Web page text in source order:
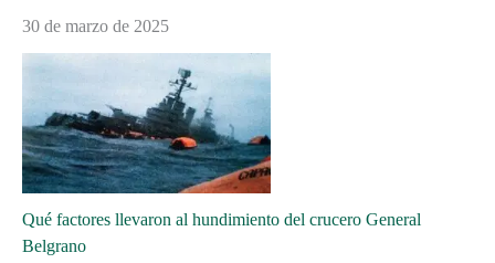
30 de marzo de 2025
Qué factores llevaron al hundimiento del crucero General
Belgrano